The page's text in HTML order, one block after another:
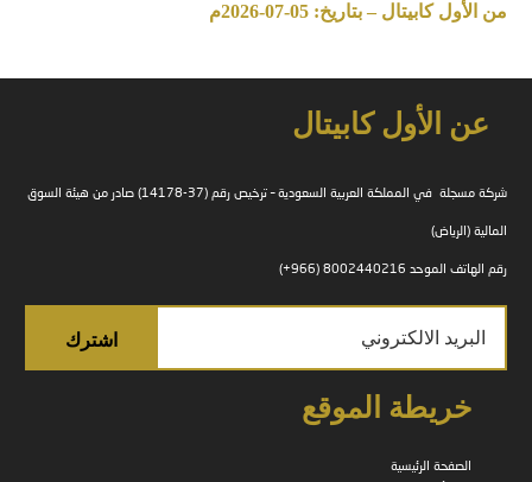
من الأول كابيتال – بتاريخ: 05-07-2026م
عن الأول كابيتال
شركة مسجلة في المملكة العربية السعودية – ترخيص رقم (37-14178) صادر من هيئة السوق
المالية (الرياض)
رقم الهاتف الموحد 8002440216 (966+)
خريطة الموقع
الصفحة الرئيسية